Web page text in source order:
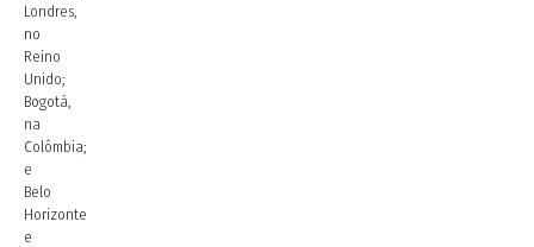
Londres,
no
Reino
Unido;
Bogotá,
na
Colômbia;
e
Belo
Horizonte
e